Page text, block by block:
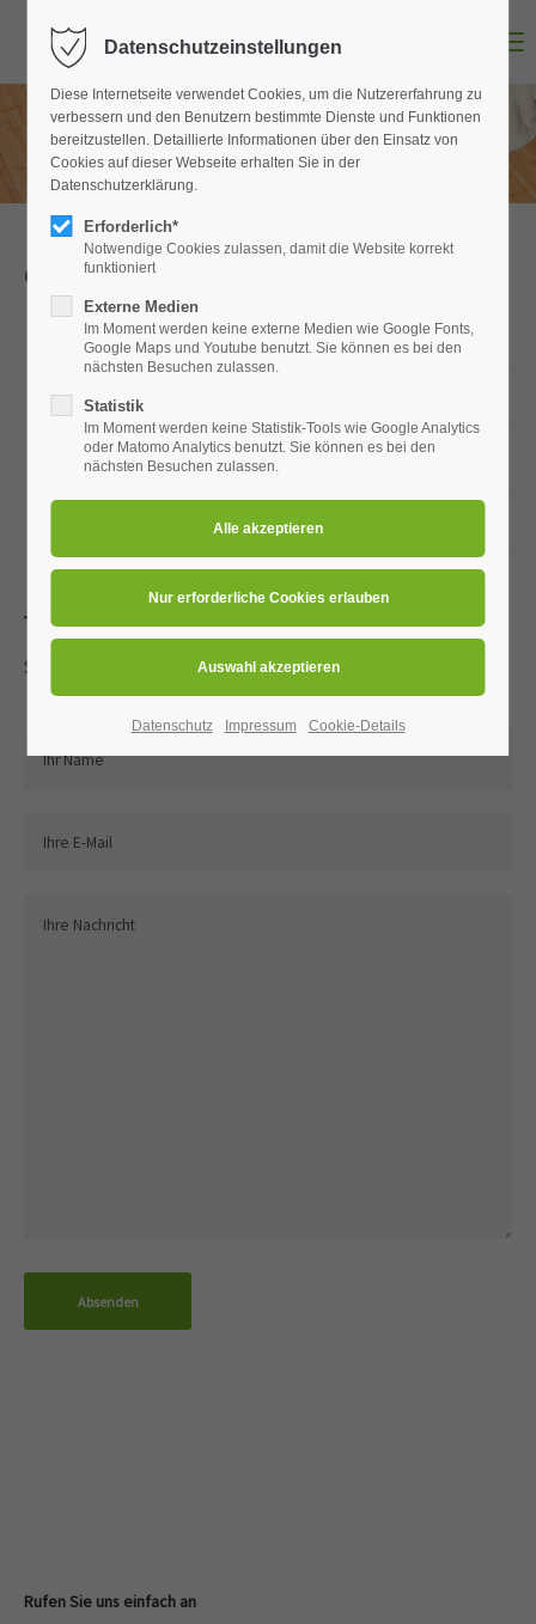
Login
Benutzername
Passwort
Anmelden
Register
Support
Lorem ipsum dolor sit amet:
24h/ 365days
We offer support for our customers
Cybersteel Inc.
Öffnungszeiten
Montag, Dienstag, 09.00 - 17.00 Uhr
Donnerstag, Freitag:
Samstag: 09.00 - 13.00 Uhr
Treten Sie in Kontakt mit uns
Schreiben Sie uns einfach über das Formular
Absenden
Rufen Sie uns einfach an
Datenschutzeinstellungen
Diese Internetseite verwendet Cookies, um die Nutzererfahrung zu
verbessern und den Benutzern bestimmte Dienste und Funktionen
bereitzustellen. Detaillierte Informationen über den Einsatz von
Cookies auf dieser Webseite erhalten Sie in der
Datenschutzerklärung.
Erforderlich*
Notwendige Cookies zulassen, damit die Website korrekt
funktioniert
Externe Medien
Im Moment werden keine externe Medien wie Google Fonts,
Google Maps und Youtube benutzt. Sie können es bei den
nächsten Besuchen zulassen.
Statistik
Im Moment werden keine Statistik-Tools wie Google Analytics
oder Matomo Analytics benutzt. Sie können es bei den
nächsten Besuchen zulassen.
Datenschutz Impressum Cookie-Details